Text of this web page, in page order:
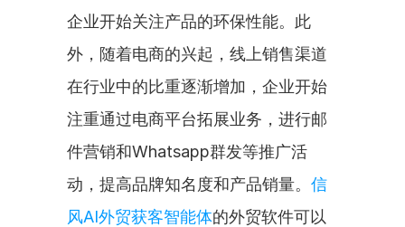
企业开始关注产品的环保性能。此
外，随着电商的兴起，线上销售渠道
在行业中的比重逐渐增加，企业开始
注重通过电商平台拓展业务，进行邮
件营销和Whatsapp群发等推广活
动，提高品牌知名度和产品销量。 信
风AI外贸获客智能体的外贸软件可以